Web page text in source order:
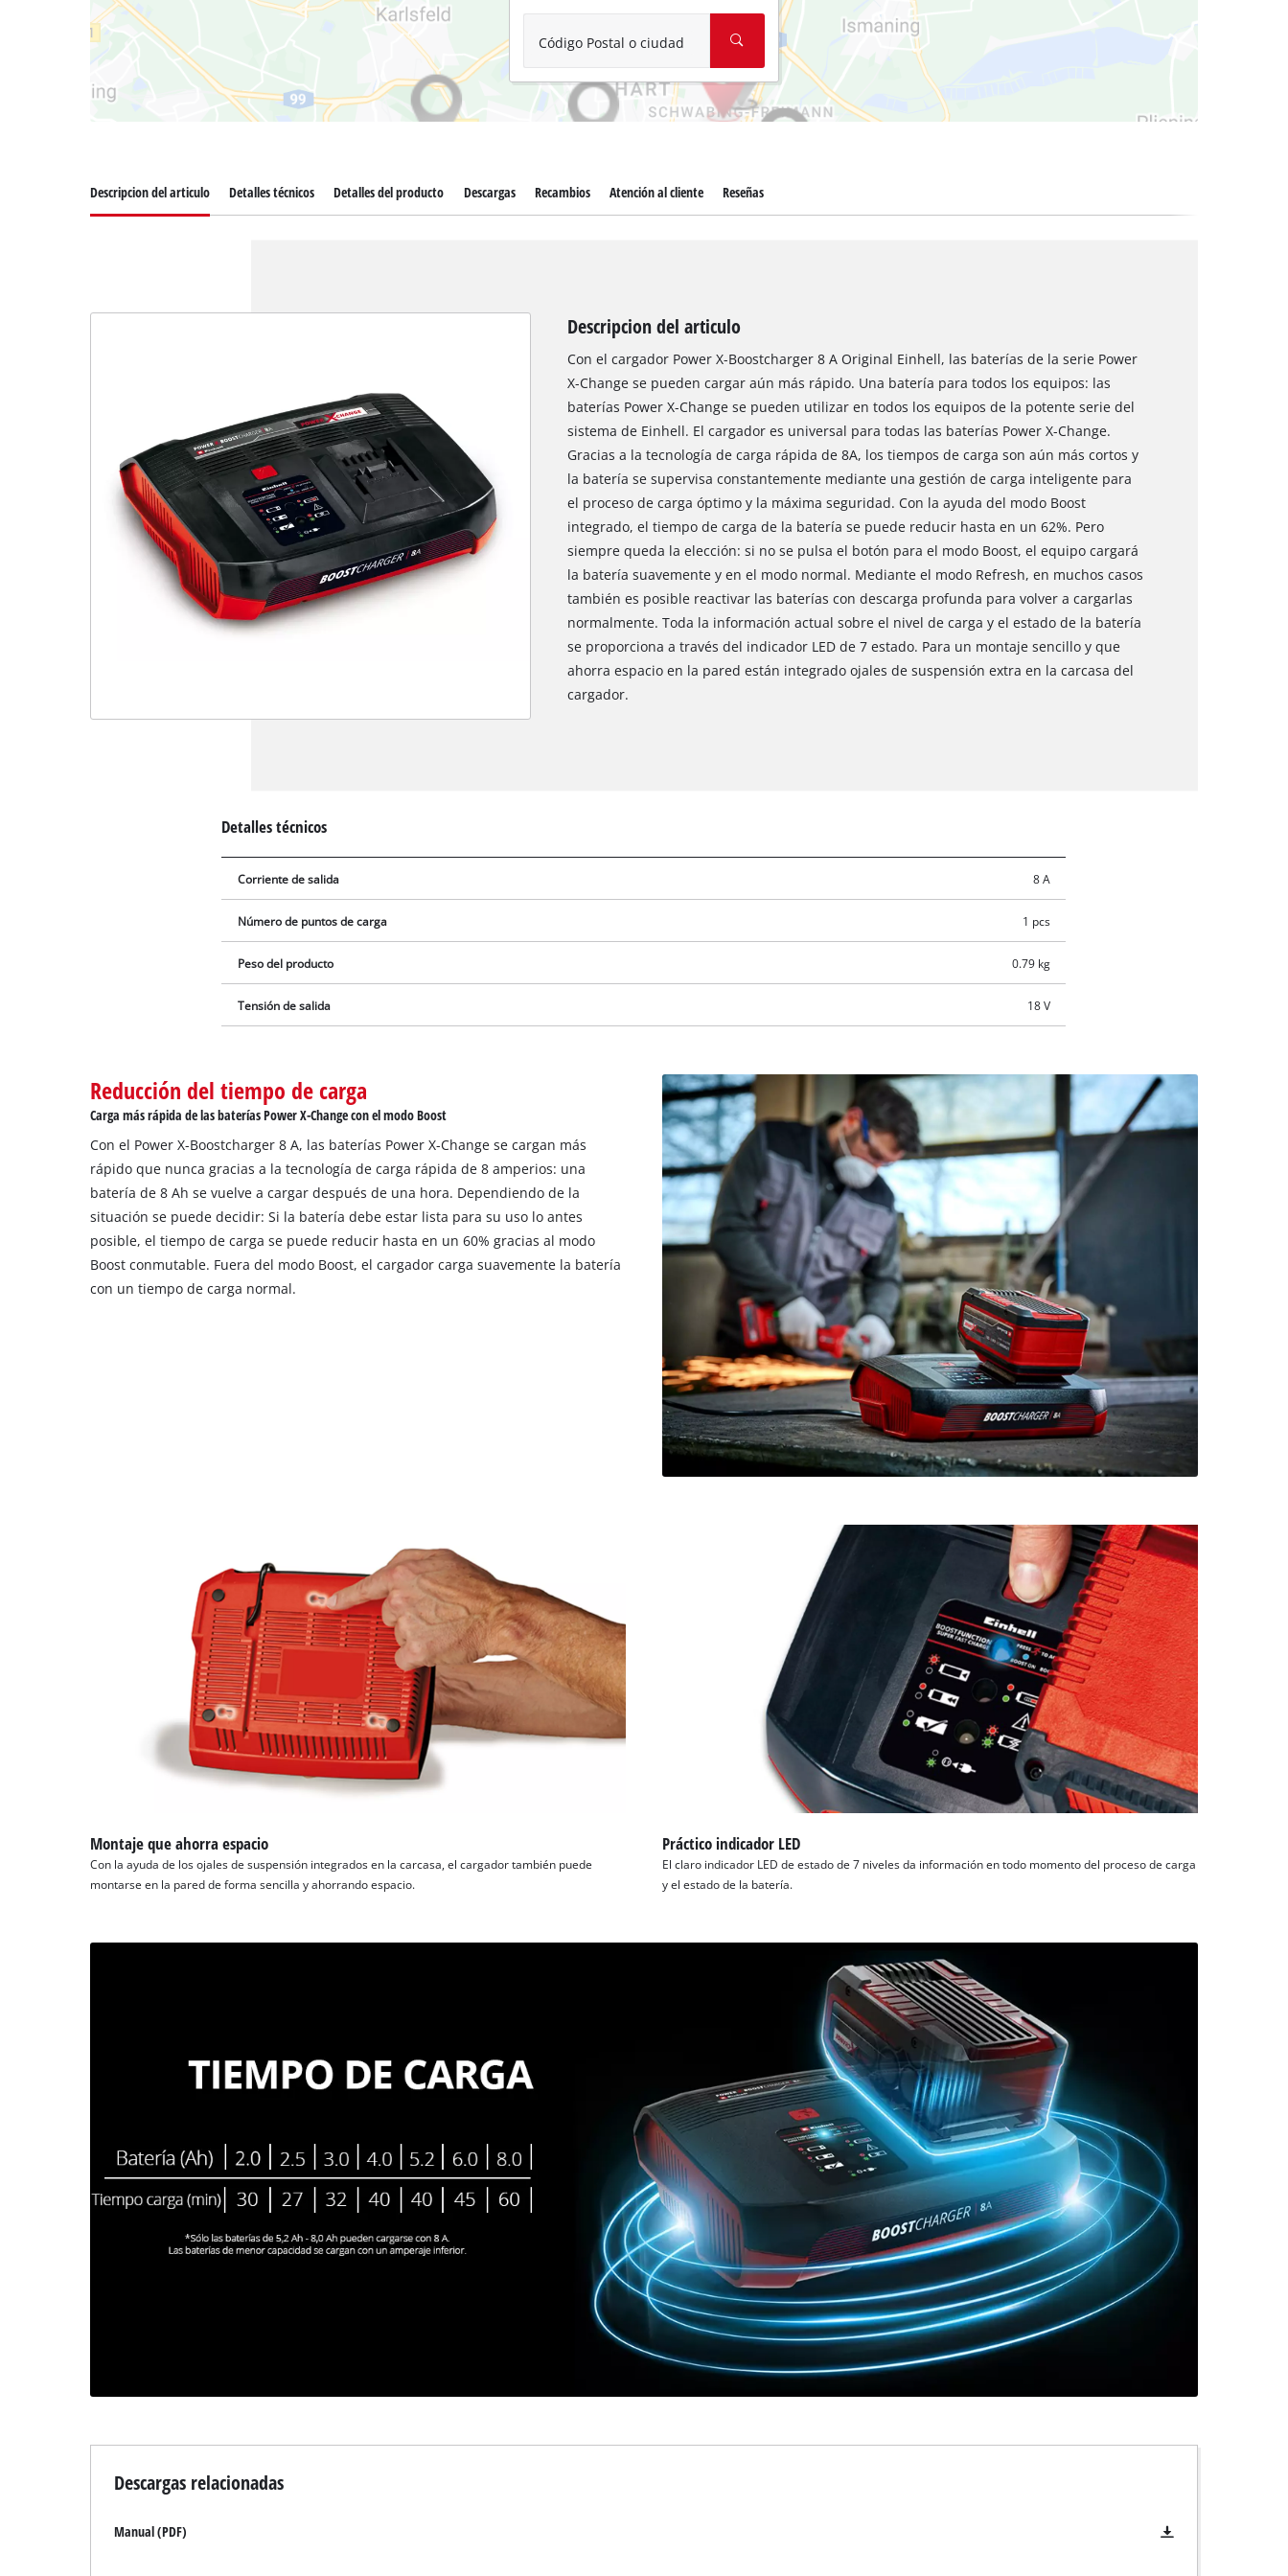
Aspirador de materiales húmedos y secos
Aspiradoras para cenizas
Más herramientas de limpieza
Hidrolavadoras
Código Postal o ciudad
¡Necesitamos su consentimiento para
cargar el servicio Google Maps!
This content is not permitted to load due
to trackers that are not disclosed to the
visitor. The website owner needs to setup
the site with their CMP to add this content
Usercentrics Consent
Management Platform
Descripcion del articulo Detalles técnicos Detalles del producto Descargas Recambios Atención al cliente Reseñas
Descripcion del articulo
Con el cargador Power X-Boostcharger 8 A Original Einhell, las baterías de la serie Power
X-Change se pueden cargar aún más rápido. Una batería para todos los equipos: las
baterías Power X-Change se pueden utilizar en todos los equipos de la potente serie del
sistema de Einhell. El cargador es universal para todas las baterías Power X-Change.
Gracias a la tecnología de carga rápida de 8A, los tiempos de carga son aún más cortos y
la batería se supervisa constantemente mediante una gestión de carga inteligente para
el proceso de carga óptimo y la máxima seguridad. Con la ayuda del modo Boost
integrado, el tiempo de carga de la batería se puede reducir hasta en un 62%. Pero
siempre queda la elección: si no se pulsa el botón para el modo Boost, el equipo cargará
la batería suavemente y en el modo normal. Mediante el modo Refresh, en muchos casos
también es posible reactivar las baterías con descarga profunda para volver a cargarlas
normalmente. Toda la información actual sobre el nivel de carga y el estado de la batería
se proporciona a través del indicador LED de 7 estado. Para un montaje sencillo y que
ahorra espacio en la pared están integrado ojales de suspensión extra en la carcasa del
cargador.
Detalles técnicos
Corriente de salida 8 A
Número de puntos de carga 1 pcs
Peso del producto 0.79 kg
Tensión de salida 18 V
Reducción del tiempo de carga
Carga más rápida de las baterías Power X-Change con el modo Boost
Con el Power X-Boostcharger 8 A, las baterías Power X-Change se cargan más
rápido que nunca gracias a la tecnología de carga rápida de 8 amperios: una
batería de 8 Ah se vuelve a cargar después de una hora. Dependiendo de la
situación se puede decidir: Si la batería debe estar lista para su uso lo antes
posible, el tiempo de carga se puede reducir hasta en un 60% gracias al modo
Boost conmutable. Fuera del modo Boost, el cargador carga suavemente la batería
con un tiempo de carga normal.
Montaje que ahorra espacio
Con la ayuda de los ojales de suspensión integrados en la carcasa, el cargador también puede
montarse en la pared de forma sencilla y ahorrando espacio.
Práctico indicador LED
El claro indicador LED de estado de 7 niveles da información en todo momento del proceso de carga
y el estado de la batería.
Descargas relacionadas
Manual (PDF)